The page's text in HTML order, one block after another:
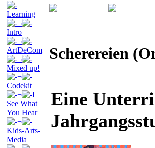
Learning
¬
Intro
¬
ArtDeCom
¬
Mixed up!
¬
Codekit
¬
I
See What
You Hear
¬
Kids-Arts-
Media
Scherereien
Eine